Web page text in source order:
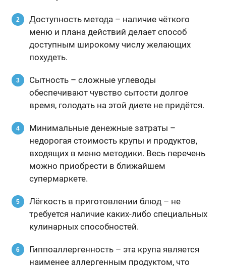
Доступность метода – наличие чёткого
меню и плана действий делает способ
доступным широкому числу желающих
похудеть.
Сытность – сложные углеводы
обеспечивают чувство сытости долгое
время, голодать на этой диете не придётся.
Минимальные денежные затраты –
недорогая стоимость крупы и продуктов,
входящих в меню методики. Весь перечень
можно приобрести в ближайшем
супермаркете.
Лёгкость в приготовлении блюд – не
требуется наличие каких-либо специальных
кулинарных способностей.
Гиппоаллергенность – эта крупа является
наименее аллергенным продуктом, что